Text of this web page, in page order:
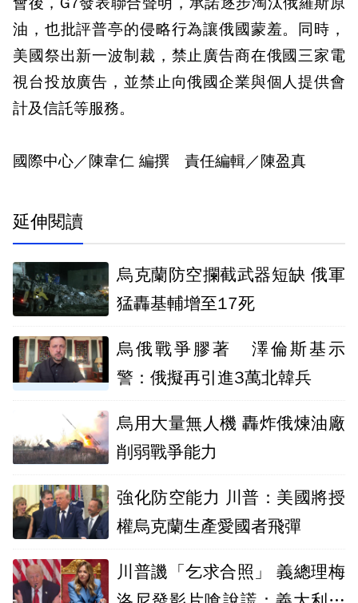
油，也批評普亭的侵略行為讓俄國蒙羞。同時，
美國祭出新一波制裁，禁止廣告商在俄國三家電
視台投放廣告，並禁止向俄國企業與個人提供會
計及信託等服務。
國際中心／陳韋仁 編撰 責任編輯／陳盈真
延伸閱讀
烏克蘭防空攔截武器短缺 俄軍
猛轟基輔增至17死
烏俄戰爭膠著 澤倫斯基示
警：俄擬再引進3萬北韓兵
烏用大量無人機 轟炸俄煉油廠
削弱戰爭能力
強化防空能力 川普：美國將授
權烏克蘭生產愛國者飛彈
川普譏「乞求合照」 義總理梅